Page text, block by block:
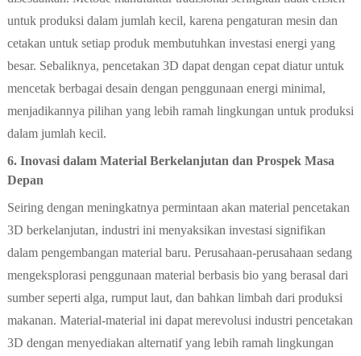
untuk produksi dalam jumlah kecil, karena pengaturan mesin dan
cetakan untuk setiap produk membutuhkan investasi energi yang
besar. Sebaliknya, pencetakan 3D dapat dengan cepat diatur untuk
mencetak berbagai desain dengan penggunaan energi minimal,
menjadikannya pilihan yang lebih ramah lingkungan untuk produksi
dalam jumlah kecil.
6. Inovasi dalam Material Berkelanjutan dan Prospek Masa
Depan
Seiring dengan meningkatnya permintaan akan material pencetakan
3D berkelanjutan, industri ini menyaksikan investasi signifikan
dalam pengembangan material baru. Perusahaan-perusahaan sedang
mengeksplorasi penggunaan material berbasis bio yang berasal dari
sumber seperti alga, rumput laut, dan bahkan limbah dari produksi
makanan. Material-material ini dapat merevolusi industri pencetakan
3D dengan menyediakan alternatif yang lebih ramah lingkungan